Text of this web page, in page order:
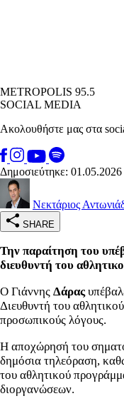
METROPOLIS 95.5
SOCIAL MEDIA
Ακολουθήστε μας στα
Δημοσιεύτηκε: 01.05.2026
Νεκτάριος
SHARE
Την παραίτηση του
διευθυντή του
Ο Γιάννης Δάρας
Διευθυντή του
προσωπικούς λόγους.
Η αποχώρησή του
δημόσια τηλεόραση,
του αθλητικού
διοργανώσεων.